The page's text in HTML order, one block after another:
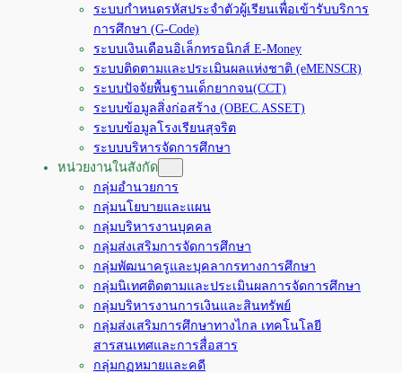
ระบบกำหนดรหัสประจำตัวผู้เรียนเพื่อเข้ารับบริการ
การศึกษา (G-Code)
ระบบเงินเดือนอิเล็กทรอนิกส์ E-Money
ระบบติดตามและประเมินผลแห่งชาติ (eMENSCR)
ระบบปัจจัยพื้นฐานเด็กยากจน(CCT)
ระบบข้อมูลสิ่งก่อสร้าง (OBEC.ASSET)
ระบบข้อมูลโรงเรียนสุจริต
ระบบบริหารจัดการศึกษา
หน่วยงานในสังกัด
กลุ่มอำนวยการ
กลุ่มนโยบายและแผน
กลุ่มบริหารงานบุคคล
กลุ่มส่งเสริมการจัดการศึกษา
กลุ่มพัฒนาครูและบุคลากรทางการศึกษา
กลุ่มนิเทศติดตามและประเมินผลการจัดการศึกษา
กลุ่มบริหารงานการเงินและสินทรัพย์
กลุ่มส่งเสริมการศึกษาทางไกล เทคโนโลยี
สารสนเทศและการสื่อสาร
กลุ่มกฏหมายและคดี